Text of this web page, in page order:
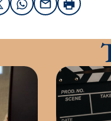
/ Twitter
WhatsApp
EmailImprimir